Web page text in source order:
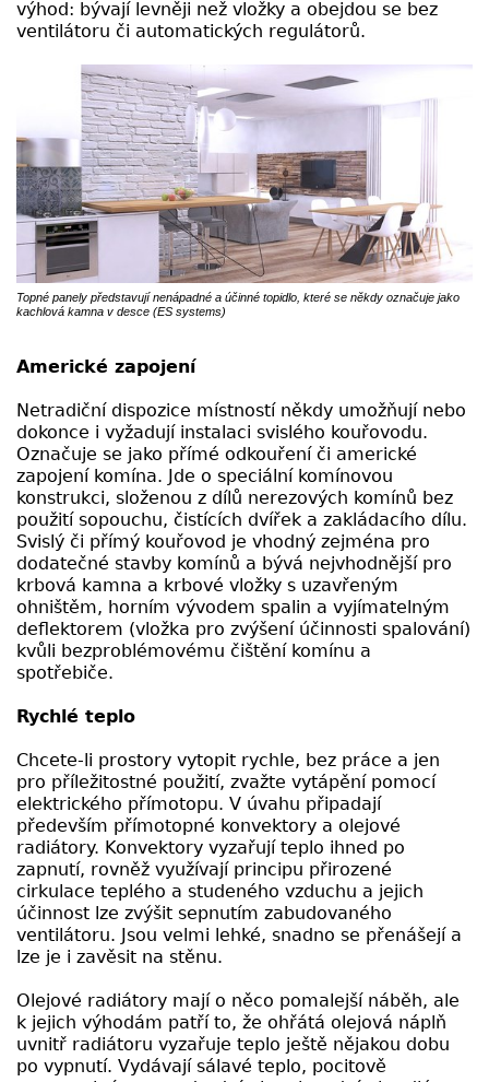
výhod: bývají levněji než vložky a obejdou se bez
ventilátoru či automatických regulátorů.
Topné panely představují nenápadné a účinné topidlo, které se někdy označuje jako
kachlová kamna v desce (ES systems)
Americké zapojení
Netradiční dispozice místností někdy umožňují nebo
dokonce i vyžadují instalaci svislého kouřovodu.
Označuje se jako přímé odkouření či americké
zapojení komína. Jde o speciální komínovou
konstrukci, složenou z dílů nerezových komínů bez
použití sopouchu, čistících dvířek a zakládacího dílu.
Svislý či přímý kouřovod je vhodný zejména pro
dodatečné stavby komínů a bývá nejvhodnější pro
krbová kamna a krbové vložky s uzavřeným
ohništěm, horním vývodem spalin a vyjímatelným
deflektorem (vložka pro zvýšení účinnosti spalování)
kvůli bezproblémovému čištění komínu a
spotřebiče.
Rychlé teplo
Chcete-li prostory vytopit rychle, bez práce a jen
pro příležitostné použití, zvažte vytápění pomocí
elektrického přímotopu. V úvahu připadají
především přímotopné konvektory a olejové
radiátory. Konvektory vyzařují teplo ihned po
zapnutí, rovněž využívají principu přirozené
cirkulace teplého a studeného vzduchu a jejich
účinnost lze zvýšit sepnutím zabudovaného
ventilátoru. Jsou velmi lehké, snadno se přenášejí a
lze je i zavěsit na stěnu.
Olejové radiátory mají o něco pomalejší náběh, ale
k jejich výhodám patří to, že ohřátá olejová náplň
uvnitř radiátoru vyzařuje teplo ještě nějakou dobu
po vypnutí. Vydávají sálavé teplo, pocitově